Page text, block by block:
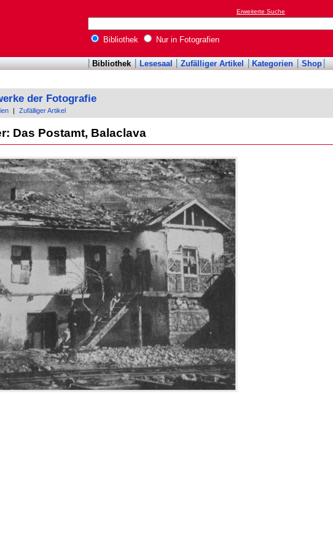
Erweiterte Suche
Bibliothek Nur in Fotografien
Bibliothek Lesesaal Zufälliger Artikel Kategorien Shop
der Fotografie
Zufälliger Artikel
Das Postamt, Balaclava